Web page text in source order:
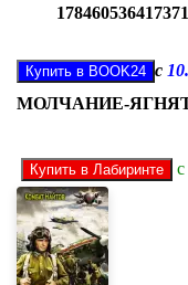
c
МОЛЧАНИЕ-
c